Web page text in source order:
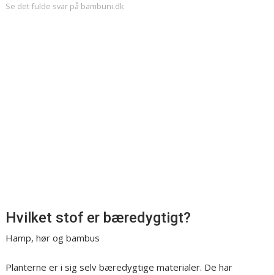
Se det fulde svar på bambuni.dk
Hvilket stof er bæredygtigt?
Hamp, hør og bambus
Planterne er i sig selv bæredygtige materialer. De har